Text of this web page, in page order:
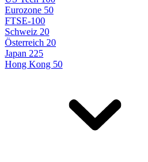
Eurozone 50
FTSE-100
Schweiz 20
Österreich 20
Japan 225
Hong Kong 50